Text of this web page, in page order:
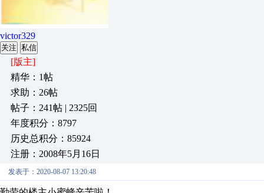
victor329
关注 私信
[版主]
精华：1帖
求助：26帖
帖子：241帖 | 2325回
年度积分：8797
历史总积分：85924
注册：2008年5月16日
发表于：2020-08-07 13:20:48